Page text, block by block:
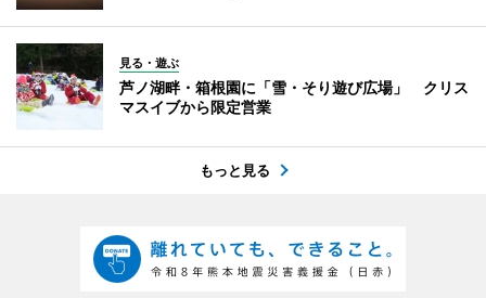
見る・遊ぶ
芦ノ湖畔・箱根園に「雪・そり遊び広場」 クリス
マスイブから限定営業
もっと見る